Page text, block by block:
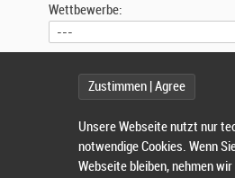
Wettbewerbe:
Wählen Sie einen
Zustimmen | Agree
Unsere Webseite nutzt nur
notwendige Cookies. Wenn
Webseite bleiben, nehmen wir